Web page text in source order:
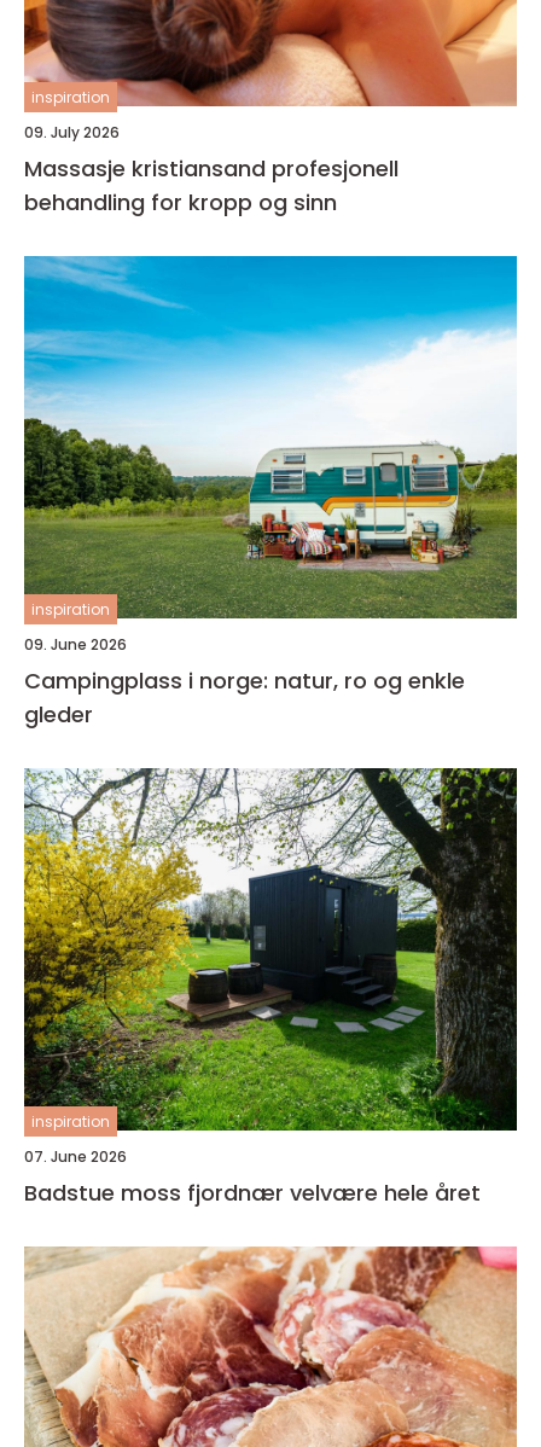
inspiration
09. July 2026
Massasje kristiansand profesjonell
behandling for kropp og sinn
inspiration
09. June 2026
Campingplass i norge: natur, ro og enkle
gleder
inspiration
07. June 2026
Badstue moss fjordnær velvære hele året